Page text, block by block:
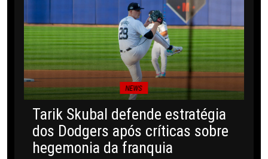
NEWS
Tarik Skubal defende estratégia
dos Dodgers após críticas sobre
hegemonia da franquia